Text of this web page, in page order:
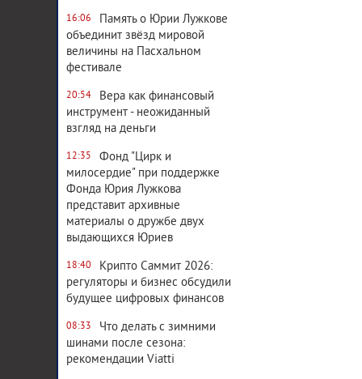
16:06
Память о Юрии Лужкове
объединит звёзд мировой
величины на Пасхальном
фестивале
20:54
Вера как финансовый
инструмент - неожиданный
взгляд на деньги
12:35
Фонд "Цирк и
милосердие" при поддержке
Фонда Юрия Лужкова
представит архивные
материалы о дружбе двух
выдающихся Юриев
18:40
Крипто Саммит 2026:
регуляторы и бизнес обсудили
будущее цифровых финансов
08:33
Что делать с зимними
шинами после сезона:
рекомендации Viatti